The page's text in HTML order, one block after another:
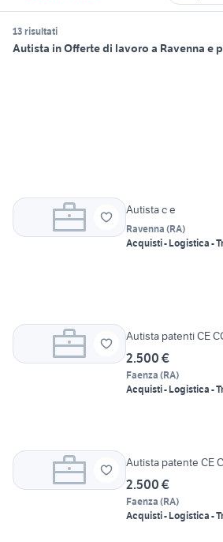
13 risultati
Autista in Offerte di lavoro a Ravenna e
Autista c e
Ravenna (RA)
Acquisti - Logistica -
Autista patenti CE
2.500 €
Faenza (RA)
Acquisti - Logistica -
Autista patente CE
2.500 €
Faenza (RA)
Acquisti - Logistica -